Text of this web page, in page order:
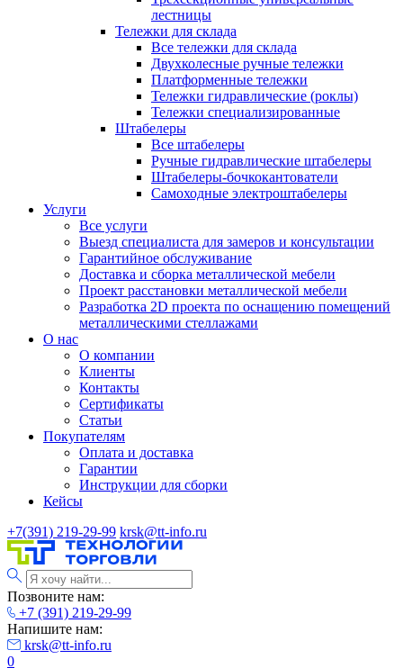
лестницы
Тележки для склада
Все тележки для склада
Двухколесные ручные тележки
Платформенные тележки
Тележки гидравлические (роклы)
Тележки специализированные
Штабелеры
Все штабелеры
Ручные гидравлические штабелеры
Штабелеры-бочкокантователи
Самоходные электроштабелеры
Услуги
Все услуги
Выезд специалиста для замеров и консультации
Гарантийное обслуживание
Доставка и сборка металлической мебели
Проект расстановки металлической мебели
Разработка 2D проекта по оснащению помещений
металлическими стеллажами
О нас
О компании
Клиенты
Контакты
Сертификаты
Статьи
Покупателям
Оплата и доставка
Гарантии
Инструкции для сборки
Кейсы
+7(391) 219-29-99 krsk@tt-info.ru
Позвоните нам:
+7 (391) 219-29-99
Напишите нам:
krsk@tt-info.ru
0